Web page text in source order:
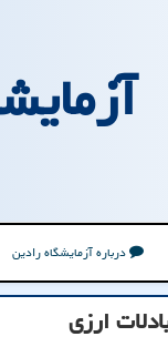
درباره آزمایشگاه رادین
ارزی